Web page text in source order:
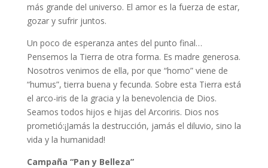
más grande del universo. El amor es la fuerza de estar,
gozar y sufrir juntos.
Un poco de esperanza antes del punto final…
Pensemos la Tierra de otra forma. Es madre generosa.
Nosotros venimos de ella, por que “homo” viene de
“humus”, tierra buena y fecunda. Sobre esta Tierra está
el arco-iris de la gracia y la benevolencia de Dios.
Seamos todos hijos e hijas del Arcoriris. Dios nos
prometió:¡Jamás la destrucción, jamás el diluvio, sino la
vida y la humanidad!
Campaña “Pan y Belleza”